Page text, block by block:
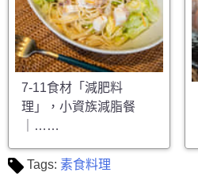
7-11食材「減肥料
理」，小資族減脂餐
｜……
Tags: 素食料理